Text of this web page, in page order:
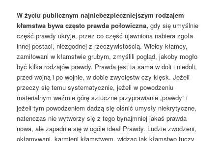
W życiu publicznym najniebezpieczniejszym rodzajem
kłamstwa bywa często prawda połowiczna, gdy się umyślnie
część prawdy ukryje, przez co część ujawniona nabiera zgoła
innej postaci, niezgodnej z rzeczywistością. Wielcy kłamcy,
zamiłowani w kłamstwie grubym, zmyślili pogląd, jakoby mogło
być kilka rodzajów prawdy. Prawda jest ta sama w doli i niedoli,
przed wojną i po wojnie, w dobie zwycięstw czy klęsk. Jeżeli
przeczy się temu systematycznie, jeżeli w powodzeniu
materialnym weźmie górę sztuczne przyprawianie „prawdy” i
jeżeli tym powodzeniem dadzą się olśnić umysły niekrytyczne,
natenczas nie wytworzy się z tego bynajmniej jakaś prawda
nowa, ale zapadnie się w ogóle ideał Prawdy. Ludzie zwodzeni,
okłamywani, karmieni kłamstwem, widząc jak kłamstwo tuczy